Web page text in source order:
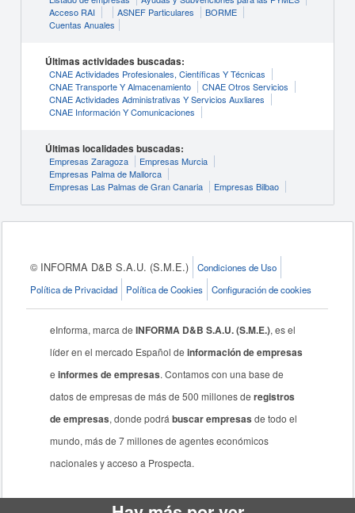
Acceso RAI
ASNEF Particulares
BORME
Cuentas Anuales
Últimas actividades buscadas:
CNAE Actividades Profesionales, Científicas Y Técnicas
CNAE Transporte Y Almacenamiento
CNAE Otros Servicios
CNAE Actividades Administrativas Y Servicios Auxliares
CNAE Información Y Comunicaciones
Últimas localidades buscadas:
Empresas Zaragoza
Empresas Murcia
Empresas Palma de Mallorca
Empresas Las Palmas de Gran Canaria
Empresas Bilbao
© INFORMA D&B S.A.U. (S.M.E.)
Condiciones de Uso
Política de Privacidad
Política de Cookies Configuración de cookies
eInforma, marca deINFORMA D&B S.A.U. (S.M.E.), es el
líder en el mercado Español deinformación de empresas
einformes de empresas. Contamos con una base de
datos de empresas de más de 500 millones deregistros
de empresas, donde podrábuscar empresas de todo el
mundo, más de 7 millones de agentes económicos
nacionales y acceso a Prospecta.